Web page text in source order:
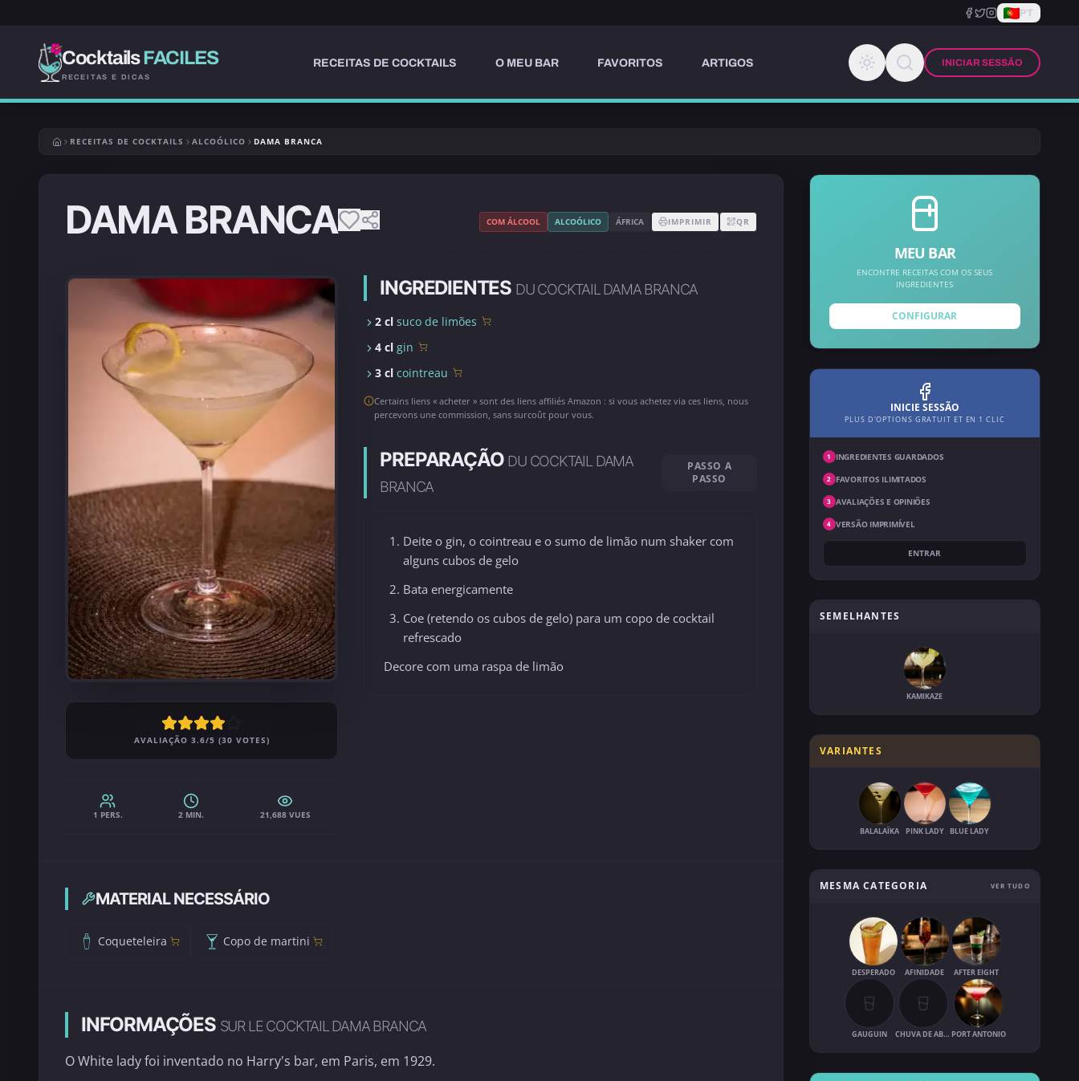
PT
CocktailsFACILES
RECEITAS E DICAS
RECEITAS DE COCKTAILS O MEU BAR FAVORITOS ARTIGOS INICIAR SESSÃO
RECEITAS DE COCKTAILS ALCOÓLICO DAMA BRANCA
DAMA BRANCA COM ÁLCOOL ALCOÓLICO ÁFRICA IMPRIMIR QR
AVALIAÇÃO 3.6/5 (30 VOTES)
1 PERS. 2 MIN. 21,688 VUES
INGREDIENTES DU COCKTAIL DAMA BRANCA
2 clsuco de limões
4 clgin
3 clcointreau
Certains liens « acheter » sont des liens affiliés Amazon : si vous achetez via ces liens, nous
percevons une commission, sans surcoût pour vous.
PREPARAÇÃO DU COCKTAIL DAMA
BRANCA
PASSO A
PASSO
Deite o gin, o cointreau e o sumo de limão num shaker com
alguns cubos de gelo
Bata energicamente
Coe (retendo os cubos de gelo) para um copo de cocktail
refrescado
Decore com uma raspa de limão
MATERIAL NECESSÁRIO
Coqueteleira Copo de martini
INFORMAÇÕES SUR LE COCKTAIL DAMA BRANCA
O White lady foi inventado no Harry's bar, em Paris, em 1929.
MEU BAR
ENCONTRE RECEITAS COM OS SEUS
INGREDIENTES
CONFIGURAR
INICIE SESSÃO
PLUS D'OPTIONS GRATUIT ET EN 1 CLIC
1 INGREDIENTES GUARDADOS
2 FAVORITOS ILIMITADOS
3 AVALIAÇÕES E OPINIÕES
4 VERSÃO IMPRIMÍVEL
ENTRAR
SEMELHANTES
KAMIKAZE
VARIANTES
BALALAÏKA PINK LADY BLUE LADY
MESMA CATEGORIA VER TUDO
DESPERADO AFINIDADE AFTER EIGHT
GAUGUIN CHUVA DE ABRIL PORT ANTONIO